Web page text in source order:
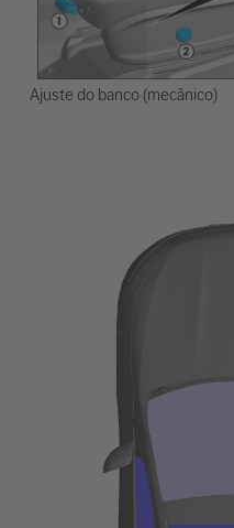
Ajuste do banco (mecânico)